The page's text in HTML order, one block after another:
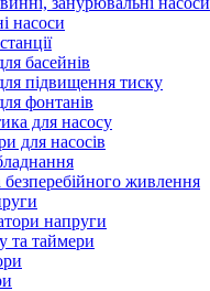
насоси
басейнів
підвищення тиску
фонтанів
для насосу
для насосів
живлення
напруги
та таймери